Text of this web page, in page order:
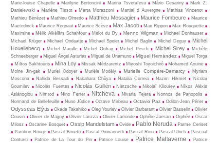
Marie-louise Chapelle
Marilyne Bertoncini Marina Tsvetaïeva Mário Cesariny
Mark Z.
Danielewski
Marlène Tissot Marta Morazzoni Martial d Auvergne
Mathias Vincenot
Mathieu Bénézet
Mathieu Olmedo Matthieu Messagier Maurice Fombeure
Maurice
Maeterlinck
Maurice Regnaut Maurice Scève Max Jacob Max Rippon
Max Rouquette
Maximine
Mélik Alkélâm Schahfour Mélot du Dy Menno Wigman
Michael Donhauser
Michael Krüger
Michael Ondaatje Michael Speier Michel Baglin Michel Deguy
Michel
Houellebecq
Michel Marulle Michel Onfray Michel Pesch Michel Sirey
Michèle
Schneeberger
Miguel Ángel Asturias Miguel de Unamuno Miguel Hernández
Miguel Torga
Mìltos Sakhtoùris
Mina Loy Missak Médzarentz Miyoshi Toyoichirô
Mohamed Aouine
Moine Jin-gak
Muriel Odoyer Murièle Modély Murielle Compère-Demarcy
Myriam
Moscona
Nahida Bessadi Nakahara Chûya Natalia Correia Nazim Hikmet
Nicolaï
Goumilev
Nicolás Fuentes Nicolás Guillén Nietz­sche Nikolaï Kliouïev
Níkos Alèxis
Aslànoglou
Nimrod Nino Ferrer Nitcheva Nivaria Tejera
Nonnos de Panopolis
Normand de Bellefeuille
Nuno Júdice Octave Mirbeau Octavio Paz Odilon-Jean Périer
Odyssèas Elỳtis Okada Takahiko Oleg Youriev Olivier Barbarant Olivier Basselin
Olivier
Cousin
Olivier de Magny Olivier Larizza Olivier Larronde Ophélie Jaësan Orphée
Oscar
Milosz
Oscarine Bosquet Ossip Mandelstam Ovide Pablo Neruda
Parme Ceriset
Partition Rouge
Pascal Bonetti Pascal Giovannetti Pascal Riou Pascal Ulrich
Pascual
Contursi
Patrice de La Tour du Pin Patrice Louise Patrice Maltaverne
Patrice